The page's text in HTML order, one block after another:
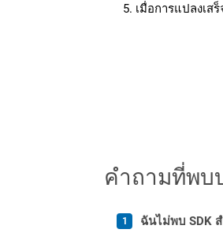
เมื่อการแปลงเ
คำถามที่พบ
ฉันไม่พบ SDK